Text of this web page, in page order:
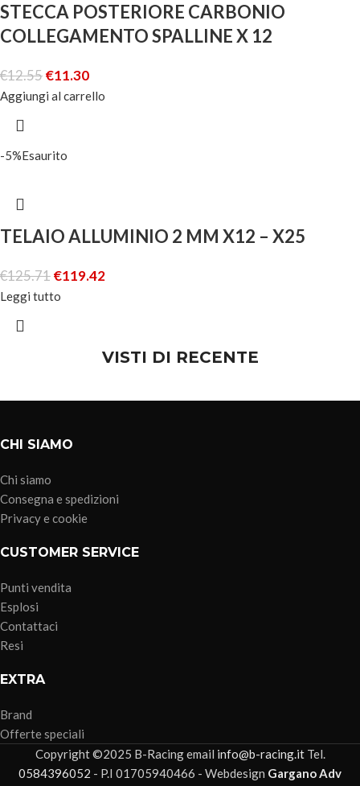
STECCA POSTERIORE CARBONIO
COLLEGAMENTO SPALLINE X 12
€12.55€11.30
Aggiungi al carrello
-5%Esaurito
TELAIO ALLUMINIO 2 MM X12 – X25
€125.71€119.42
Leggi tutto
VISTI DI RECENTE
CHI SIAMO
Chi siamo
Consegna e spedizioni
Privacy e cookie
CUSTOMER SERVICE
Punti vendita
Esplosi
Contattaci
Resi
EXTRA
Brand
Offerte speciali
Copyright ©2025 B-Racing email info@b-racing.itTel.
0584396052 - P.I 01705940466 - Webdesign Gargano Adv